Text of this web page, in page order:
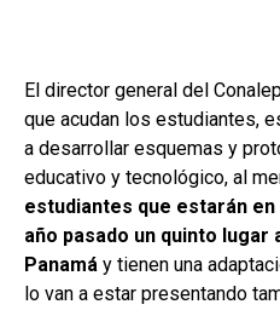
El director general del
que acudan los estudiantes,
a desarrollar esquemas y
educativo y tecnológico, al
estudiantes que estarán en
año pasado un quinto lugar
Panamá y tienen una
lo van a estar presentando